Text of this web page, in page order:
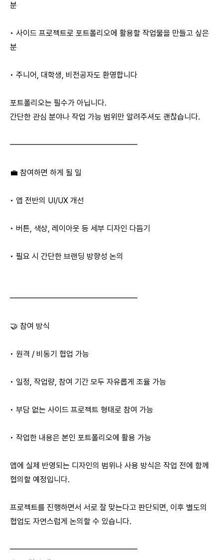
분
• 사이드 프로젝트로 포트폴리오에 활용할 작업물을 만들고 싶은
분
• 주니어, 대학생, 비전공자도 환영합니다
포트폴리오는 필수가 아닙니다.
간단한 관심 분야나 작업 가능 범위만 알려주셔도 괜찮습니다.
━━━━━━━━━━━━━━━━
💼 참여하면 하게 될 일
• 앱 전반의 UI/UX 개선
• 버튼, 색상, 레이아웃 등 세부 디자인 다듬기
• 필요 시 간단한 브랜딩 방향성 논의
━━━━━━━━━━━━━━━━
🤝 참여 방식
• 원격 / 비동기 협업 가능
• 일정, 작업량, 참여 기간 모두 자유롭게 조율 가능
• 부담 없는 사이드 프로젝트 형태로 참여 가능
• 작업한 내용은 본인 포트폴리오에 활용 가능
앱에 실제 반영되는 디자인의 범위나 사용 방식은 작업 전에 함께
협의할 예정입니다.
프로젝트를 진행하면서 서로 잘 맞는다고 판단되면, 이후 별도의
협업도 자연스럽게 논의할 수 있습니다.
━━━━━━━━━━━━━━━━